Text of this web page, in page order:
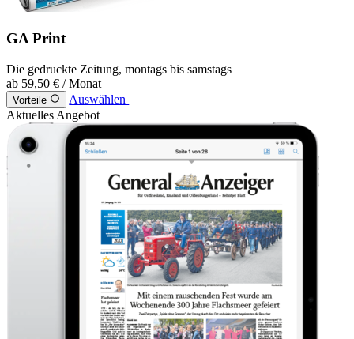
GA Print
Die gedruckte Zeitung, montags bis samstags
ab 59,50 € / Monat
Vorteile
Auswählen
Aktuelles Angebot